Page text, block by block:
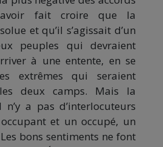
fait croire que la
et qu’il s’agissait d’un
peuples qui devraient
à une entente, en se
extrêmes qui seraient
deux camps. Mais la
n’y a pas d’interlocuteurs
et un occupé, un
bons sentiments ne font